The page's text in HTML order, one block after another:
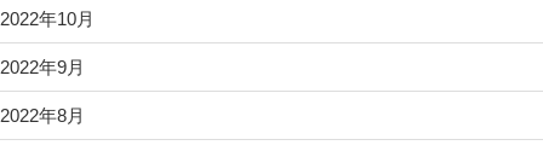
2022年10月
2022年9月
2022年8月